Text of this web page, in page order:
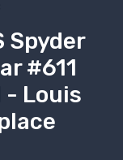
Spyder
#611
- Louis